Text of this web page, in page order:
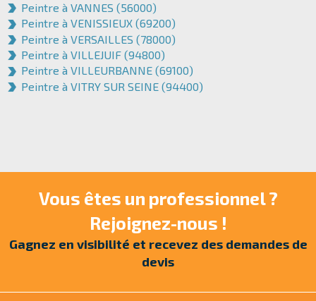
Peintre à VANNES (56000)
Peintre à VENISSIEUX (69200)
Peintre à VERSAILLES (78000)
Peintre à VILLEJUIF (94800)
Peintre à VILLEURBANNE (69100)
Peintre à VITRY SUR SEINE (94400)
Vous êtes un professionnel ?
Rejoignez-nous !
Gagnez en visibilité et recevez des demandes de
devis